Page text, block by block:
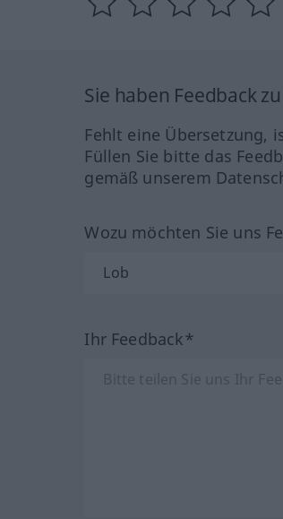
Sie haben Feedback
Fehlt eine Übersetzung,
Füllen Sie bitte das
gemäß unserem
Wozu möchten Sie uns
Ihr Feedback*